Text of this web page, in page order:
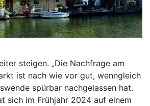
steigen. „Die Nachfrage am
ist nach wie vor gut, wenngleich
spürbar nachgelassen hat.
sich im Frühjahr 2024 auf einem